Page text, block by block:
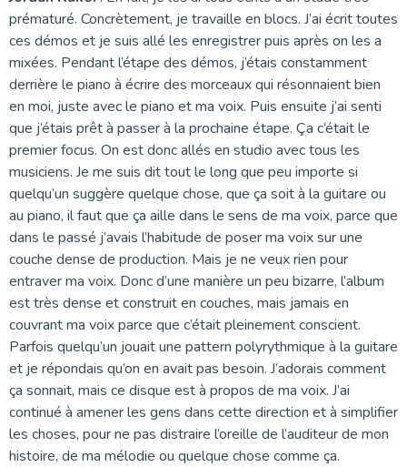
prématuré. Concrètement, je travaille en blocs. J’ai écrit toutes
ces démos et je suis allé les enregistrer puis après on les a
mixées. Pendant l’étape des démos, j’étais constamment
derrière le piano à écrire des morceaux qui résonnaient bien
en moi, juste avec le piano et ma voix. Puis ensuite j’ai senti
que j’étais prêt à passer à la prochaine étape. Ça c’était le
premier focus. On est donc allés en studio avec tous les
musiciens. Je me suis dit tout le long que peu importe si
quelqu’un suggère quelque chose, que ça soit à la guitare ou
au piano, il faut que ça aille dans le sens de ma voix, parce que
dans le passé j’avais l’habitude de poser ma voix sur une
couche dense de production. Mais je ne veux rien pour
entraver ma voix. Donc d’une manière un peu bizarre, l’album
est très dense et construit en couches, mais jamais en
couvrant ma voix parce que c’était pleinement conscient.
Parfois quelqu’un jouait une pattern polyrythmique à la guitare
et je répondais qu’on en avait pas besoin. J’adorais comment
ça sonnait, mais ce disque est à propos de ma voix. J’ai
continué à amener les gens dans cette direction et à simplifier
les choses, pour ne pas distraire l’oreille de l’auditeur de mon
histoire, de ma mélodie ou quelque chose comme ça.